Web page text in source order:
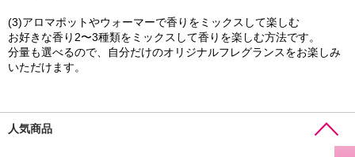
(3)アロマポットやウォーマーで香りをミックスして楽しむ
お好きな香り2〜3種類をミックスして香りを楽しむ方法です。
分量も選べるので、自分だけのオリジナルフレグランスをお楽しみ
いただけます。
人気商品